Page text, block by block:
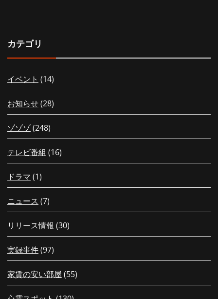
カテゴリ
イベント (14)
お知らせ(28)
ゾゾゾ(248)
テレビ番組 (16)
ドラマ (1)
ニュース (7)
リリース情報 (30)
実録事件(97)
家賃の安い部屋 (55)